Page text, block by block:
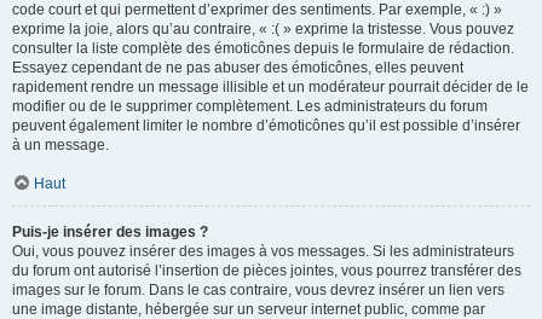
code court et qui permettent d’exprimer des sentiments. Par exemple, « :) »
exprime la joie, alors qu’au contraire, « :( » exprime la tristesse. Vous pouvez
consulter la liste complète des émoticônes depuis le formulaire de rédaction.
Essayez cependant de ne pas abuser des émoticônes, elles peuvent
rapidement rendre un message illisible et un modérateur pourrait décider de le
modifier ou de le supprimer complètement. Les administrateurs du forum
peuvent également limiter le nombre d’émoticônes qu’il est possible d’insérer
à un message.
Haut
Puis-je insérer des images ?
Oui, vous pouvez insérer des images à vos messages. Si les administrateurs
du forum ont autorisé l’insertion de pièces jointes, vous pourrez transférer des
images sur le forum. Dans le cas contraire, vous devrez insérer un lien vers
une image distante, hébergée sur un serveur internet public, comme par